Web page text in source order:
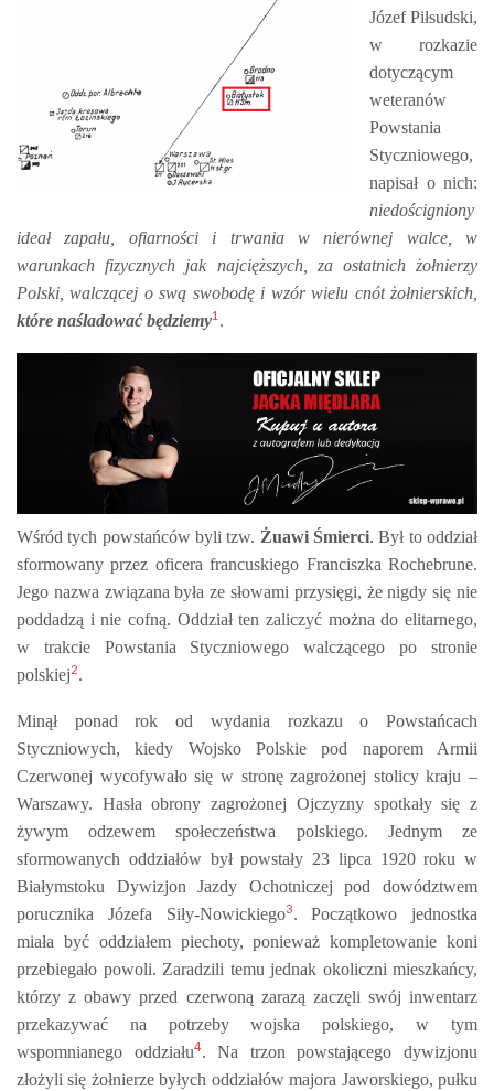
Józef Piłsudski,
w rozkazie
dotyczącym
weteranów
Powstania
Styczniowego,
napisał o nich:
niedościgniony
ideał zapału, ofiarności i trwania w nierównej walce, w
warunkach fizycznych jak najcięższych, za ostatnich żołnierzy
Polski, walczącej o swą swobodę i wzór wielu cnót żołnierskich,
które naśladować będziemy1 .
Wśród tych powstańców byli tzw. Żuawi Śmierci. Był to oddział
sformowany przez oficera francuskiego Franciszka Rochebrune.
Jego nazwa związana była ze słowami przysięgi, że nigdy się nie
poddadzą i nie cofną. Oddział ten zaliczyć można do elitarnego,
w trakcie Powstania Styczniowego walczącego po stronie
polskiej2.
Minął ponad rok od wydania rozkazu o Powstańcach
Styczniowych, kiedy Wojsko Polskie pod naporem Armii
Czerwonej wycofywało się w stronę zagrożonej stolicy kraju –
Warszawy. Hasła obrony zagrożonej Ojczyzny spotkały się z
żywym odzewem społeczeństwa polskiego. Jednym ze
sformowanych oddziałów był powstały 23 lipca 1920 roku w
Białymstoku Dywizjon Jazdy Ochotniczej pod dowództwem
porucznika Józefa Siły-Nowickiego3. Początkowo jednostka
miała być oddziałem piechoty, ponieważ kompletowanie koni
przebiegało powoli. Zaradzili temu jednak okoliczni mieszkańcy,
którzy z obawy przed czerwoną zarazą zaczęli swój inwentarz
przekazywać na potrzeby wojska polskiego, w tym
wspomnianego oddziału4. Na trzon powstającego dywizjonu
złożyli się żołnierze byłych oddziałów majora Jaworskiego, pułku